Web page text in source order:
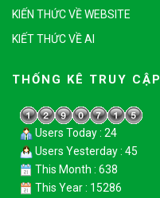
KIẾN THỨC VỀ WEBSITE
KIẾT THỨC VỀ AI
THỐNG KÊ TRUY CẬP
Users Today : 24
Users Yesterday : 45
This Month : 638
This Year : 15286